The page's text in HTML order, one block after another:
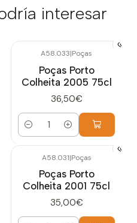
interesar
A58.033|Poças
Poças Porto
Colheita 2005 75cl
36,50€
Cantidad
A58.031|Poças
Poças Porto
Colheita 2001 75cl
35,00€